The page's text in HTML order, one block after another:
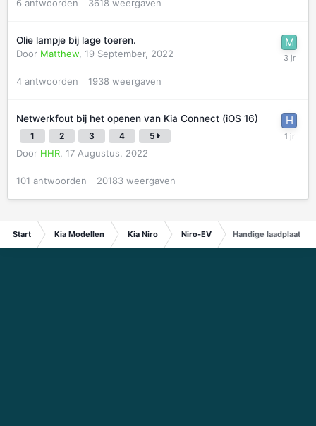
6 antwoorden 3618 weergaven
Olie lampje bij lage toeren.
Door Matthew 19 September, 2022
4 antwoorden 1938 weergaven
Netwerkfout bij het openen van Kia Connect (iOS 16)
1 2 3 4 5
Door HHR 17 Augustus, 2022
101 antwoorden 20183 weergaven
Start Kia Modellen Kia Niro Niro-EV Handige laadplaats